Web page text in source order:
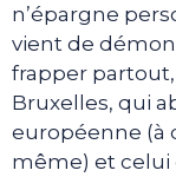
n’épargne
vient de
frapper
Bruxelles, qui
européenne (à
même) et celui